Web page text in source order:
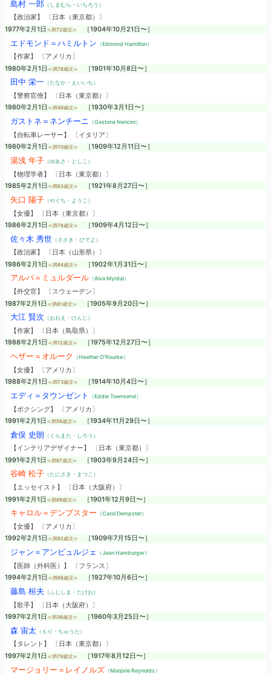
島村 一郎（しまむら・いちろう）
【政治家】 〔日本（東京都）〕
1977年2月1日 ≪満72歳没≫ ［1904年10月21日〜］
エドモンド＝ハミルトン （Edmond Hamilton）
【作家】 〔アメリカ〕
1980年2月1日 ≪満78歳没≫ ［1901年10月8日〜］
田中 栄一（たなか・えいいち）
【警察官僚】 〔日本（東京都）〕
1980年2月1日 ≪満49歳没≫ ［1930年3月1日〜］
ガストネ＝ネンチーニ （Gastone Nencini）
【自転車レーサー】 〔イタリア〕
1980年2月1日 ≪満70歳没≫ ［1909年12月11日〜］
湯浅 年子（ゆあさ・としこ）
【物理学者】 〔日本（東京都）〕
1985年2月1日 ≪満63歳没≫ ［1921年8月27日〜］
矢口 陽子（やぐち・ようこ）
【女優】 〔日本（東京都）〕
1986年2月1日 ≪満76歳没≫ ［1909年4月12日〜］
佐々木 秀世（ささき・ひでよ）
【政治家】 〔日本（山形県）〕
1986年2月1日 ≪満84歳没≫ ［1902年1月31日〜］
アルバ＝ミュルダール（Alva Myrdal）
【外交官】 〔スウェーデン〕
1987年2月1日 ≪満81歳没≫ ［1905年9月20日〜］
大江 賢次 （おおえ・けんじ）
【作家】 〔日本（鳥取県）〕
1988年2月1日 ≪満12歳没≫ ［1975年12月27日〜］
ヘザー＝オルーク （Heather O'Rourke）
【女優】 〔アメリカ〕
1988年2月1日 ≪満73歳没≫ ［1914年10月4日〜］
エディ＝タウンゼント （Eddie Townsend）
【ボクシング】 〔アメリカ〕
1991年2月1日 ≪満56歳没≫ ［1934年11月29日〜］
倉俣 史朗 （くらまた・しろう）
【インテリアデザイナー】 〔日本（東京都）〕
1991年2月1日 ≪満87歳没≫ ［1903年9月24日〜］
谷崎 松子（たにざき・まつこ）
【エッセイスト】 〔日本（大阪府）〕
1991年2月1日 ≪満89歳没≫ ［1901年12月9日〜］
キャロル＝デンプスター （Carol Dempster）
【女優】 〔アメリカ〕
1992年2月1日 ≪満82歳没≫ ［1909年7月15日〜］
ジャン＝アンビュルジェ （Jean Hamburger）
【医師（外科医）】 〔フランス〕
1994年2月1日 ≪満66歳没≫ ［1927年10月6日〜］
藤島 桓夫 （ふじしま・たけお）
【歌手】 〔日本（大阪府）〕
1997年2月1日 ≪満36歳没≫ ［1960年3月25日〜］
森 宙太（もり・ちゅうた）
【タレント】 〔日本（東京都）〕
1997年2月1日 ≪満79歳没≫ ［1917年8月12日〜］
マージョリー＝レイノルズ （Marjorie Reynolds）